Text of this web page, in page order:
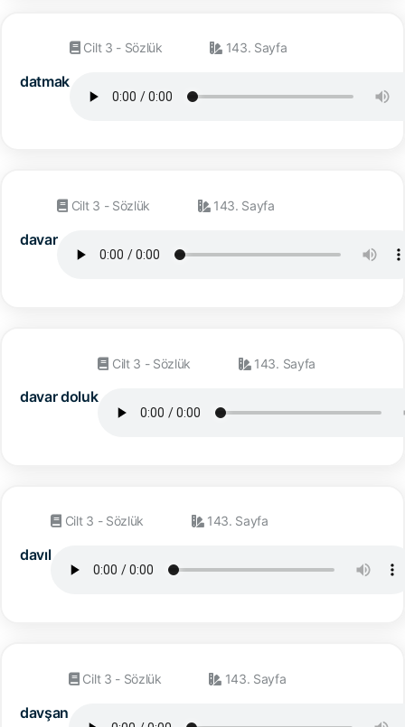
datmak
Cilt 3 - Sözlük 143. Sayfa
davar
Cilt 3 - Sözlük 143. Sayfa
davar doluk
Cilt 3 - Sözlük 143. Sayfa
davıl
Cilt 3 - Sözlük 143. Sayfa
davşan
Cilt 3 - Sözlük 143. Sayfa